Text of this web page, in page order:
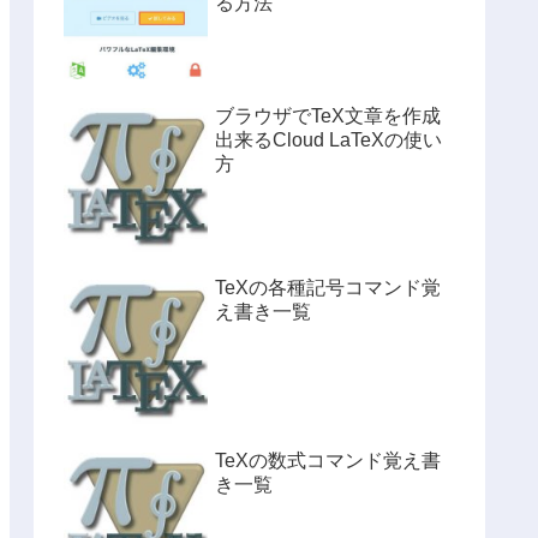
ブラウザでTeX文章を作成
出来るCloud LaTeXの使い
方
TeXの各種記号コマンド覚
え書き一覧
TeXの数式コマンド覚え書
き一覧